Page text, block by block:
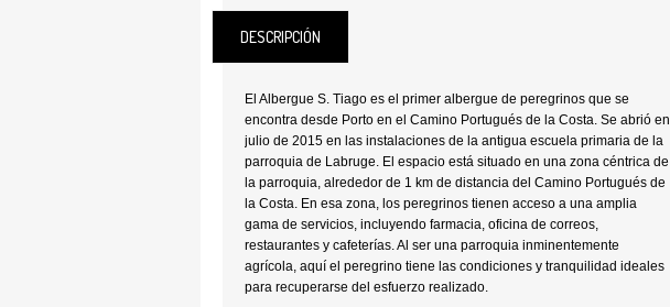
DESCRIPCIÓN
El Albergue S. Tiago es el primer albergue de peregrinos que se
encontra desde Porto en el Camino Portugués de la Costa. Se abrió en
julio de 2015 en las instalaciones de la antigua escuela primaria de la
parroquia de Labruge. El espacio está situado en una zona céntrica de
la parroquia, alrededor de 1 km de distancia del Camino Portugués de
la Costa. En esa zona, los peregrinos tienen acceso a una amplia
gama de servicios, incluyendo farmacia, oficina de correos,
restaurantes y cafeterías. Al ser una parroquia inminentemente
agrícola, aquí el peregrino tiene las condiciones y tranquilidad ideales
para recuperarse del esfuerzo realizado.